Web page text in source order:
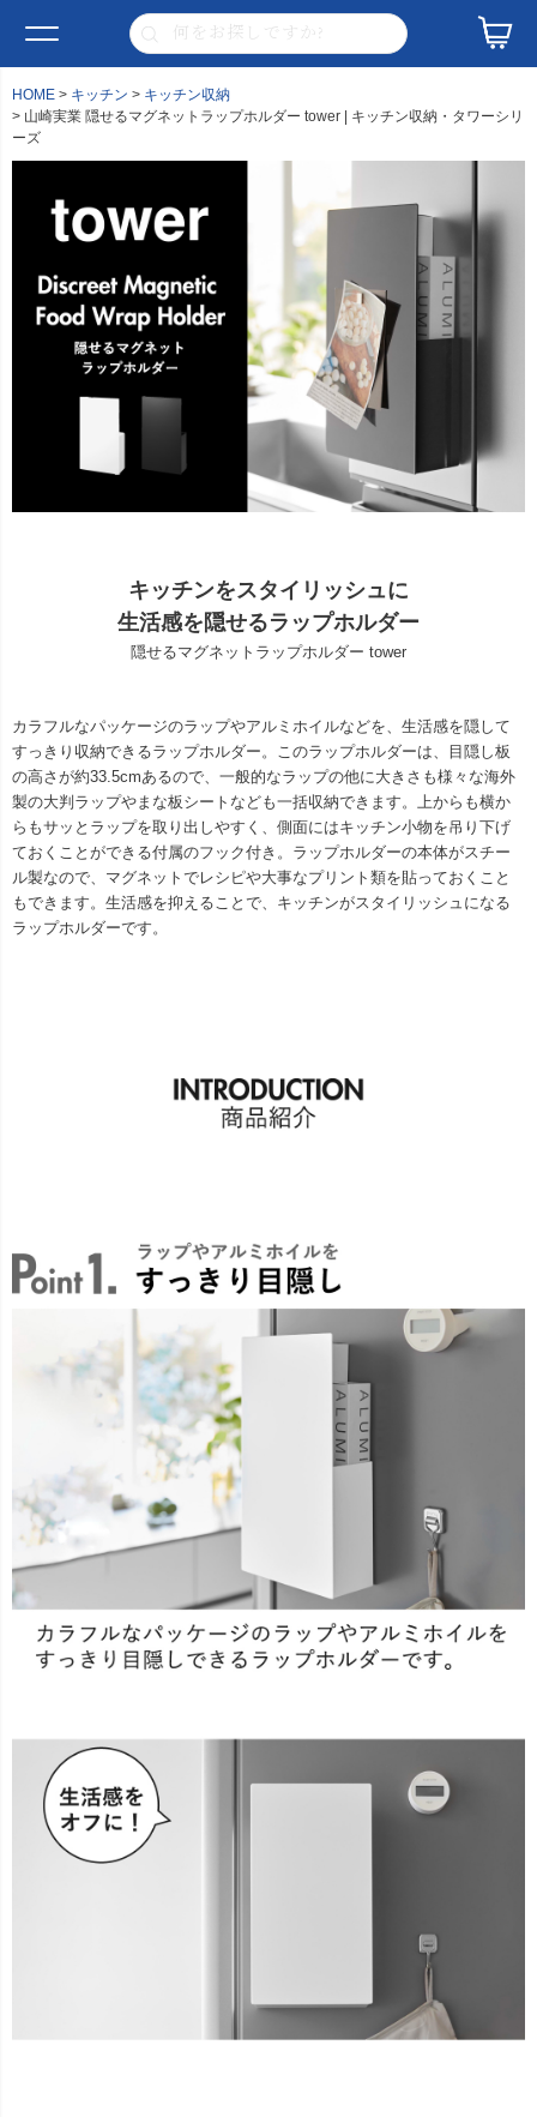
HOME キッチン
キッチン収納
山崎実業 隠せるマグネットラップホルダー tower | キッチン収納・タワーシリ
ーズ
キッチンをスタイリッシュに
生活感を隠せるラップホルダー
隠せるマグネットラップホルダー tower
カラフルなパッケージのラップやアルミホイルなどを、生活感を隠して
すっきり収納できるラップホルダー。このラップホルダーは、目隠し板
の高さが約33.5cmあるので、一般的なラップの他に大きさも様々な海外
製の大判ラップやまな板シートなども一括収納できます。上からも横か
らもサッとラップを取り出しやすく、側面にはキッチン小物を吊り下げ
ておくことができる付属のフック付き。ラップホルダーの本体がスチー
ル製なので、マグネットでレシピや大事なプリント類を貼っておくこと
もできます。生活感を抑えることで、キッチンがスタイリッシュになる
ラップホルダーです。